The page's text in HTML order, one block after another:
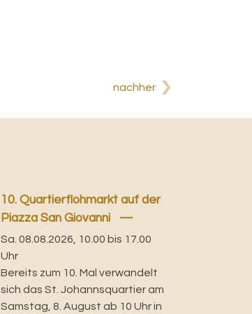
nachher
10. Quartierflohmarkt auf der
Piazza San Giovanni
Sa. 08.08.2026, 10.00 bis 17.00
Uhr
Bereits zum 10. Mal verwandelt
sich das St. Johannsquartier am
Samstag, 8. August ab 10 Uhr in